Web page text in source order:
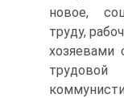
новое,
труду,
хозяевами